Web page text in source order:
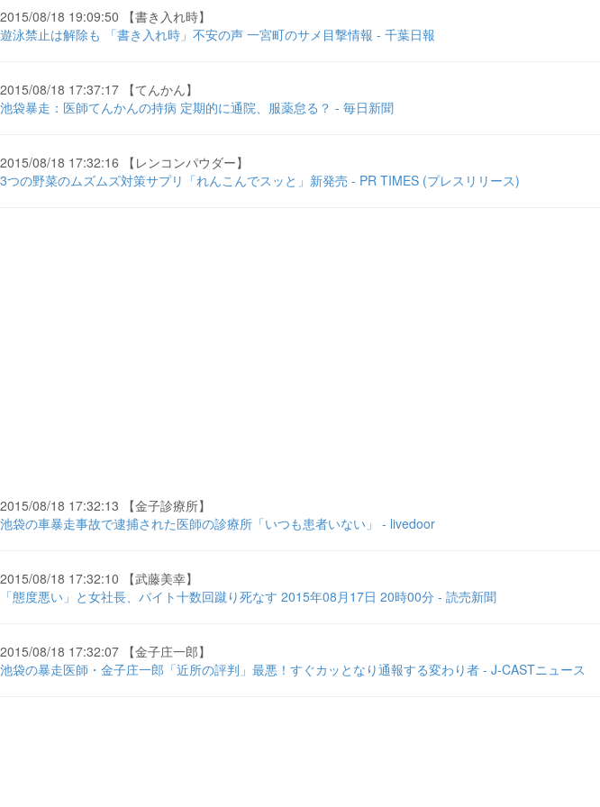
2015/08/18 19:09:50 【書き入れ時】
遊泳禁止は解除も 「書き入れ時」不安の声 一宮町のサメ目撃情報 - 千葉日報
2015/08/18 17:37:17 【てんかん】
池袋暴走：医師てんかんの持病 定期的に通院、服薬怠る？ - 毎日新聞
2015/08/18 17:32:16 【レンコンパウダー】
3つの野菜のムズムズ対策サプリ「れんこんでスッと」新発売 - PR TIMES (プレスリリース)
2015/08/18 17:32:13 【金子診療所】
池袋の車暴走事故で逮捕された医師の診療所「いつも患者いない」 - livedoor
2015/08/18 17:32:10 【武藤美幸】
「態度悪い」と女社長、バイト十数回蹴り死なす 2015年08月17日 20時00分 - 読売新聞
2015/08/18 17:32:07 【金子庄一郎】
池袋の暴走医師・金子庄一郎「近所の評判」最悪！すぐカッとなり通報する変わり者 - J-CASTニュース